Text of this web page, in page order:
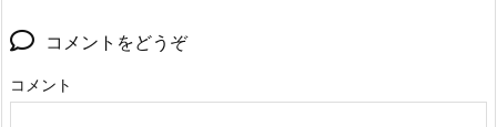
コメントをどうぞ
コメント